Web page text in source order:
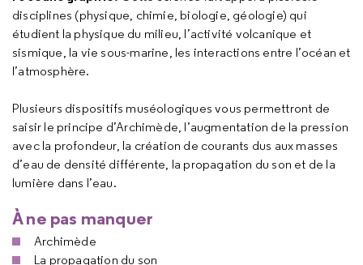
disciplines (physique, chimie, biologie, géologie) qui
étudient la physique du milieu, l’activité volcanique et
sismique, la vie sous-marine, les interactions entre l’océan et
l’atmosphère.
Plusieurs dispositifs muséologiques vous permettront de
saisir le principe d’Archimède, l’augmentation de la pression
avec la profondeur, la création de courants dus aux masses
d’eau de densité différente, la propagation du son et de la
lumière dans l’eau.
À ne pas manquer
Archimède
La propagation du son